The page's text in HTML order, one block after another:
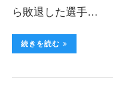
ら敗退した選手…
続きを読む